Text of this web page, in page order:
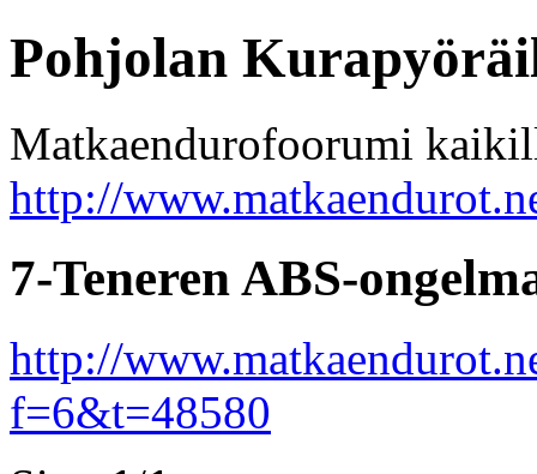
Pohjolan
Matkaendurofoorumi
http://
7-Teneren ABS-
http://
f=6&t=48580